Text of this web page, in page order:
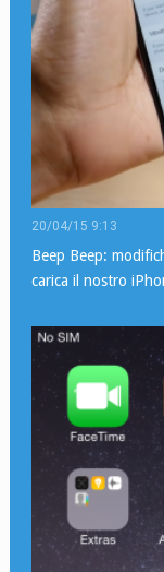
20/04/15 9:13
Beep Beep:
carica il nostro